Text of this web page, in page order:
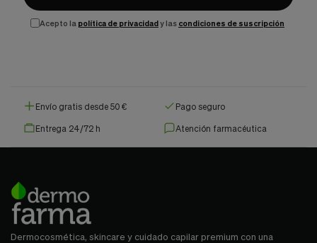
Acepto la política de privacidady las condiciones de suscripción
Envío gratis desde 50 € Pago seguro
Entrega 24/72 h Atención farmacéutica
Dermocosmética, skincare y cuidado capilar premium con una